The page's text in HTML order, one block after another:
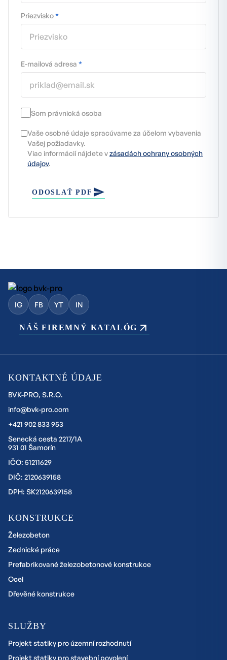
Priezvisko*
E-mailová adresa *
Som právnická osoba
Vaše osobné údaje spracúvame za účelom vybavenia
Vašej požiadavky.
Viac informácií nájdete vzásadách ochrany osobných
údajov.
ODOSLAŤ PDF
IG FB YT IN
NÁŠ FIREMNÝ KATALÓG
KONTAKTNÉ ÚDAJE
BVK-PRO, S.R.O.
info@bvk-pro.com
+421 902 833 953
Senecká cesta 2217/1A
931 01 Šamorín
IČO: 51211629
DIČ: 2120639158
DPH: SK2120639158
KONSTRUKCE
Železobeton
Zednické práce
Prefabrikované železobetonové konstrukce
Ocel
Dřevěné konstrukce
SLUŽBY
Projekt statiky pro územní rozhodnutí
Projekt statiky pro stavební povolení